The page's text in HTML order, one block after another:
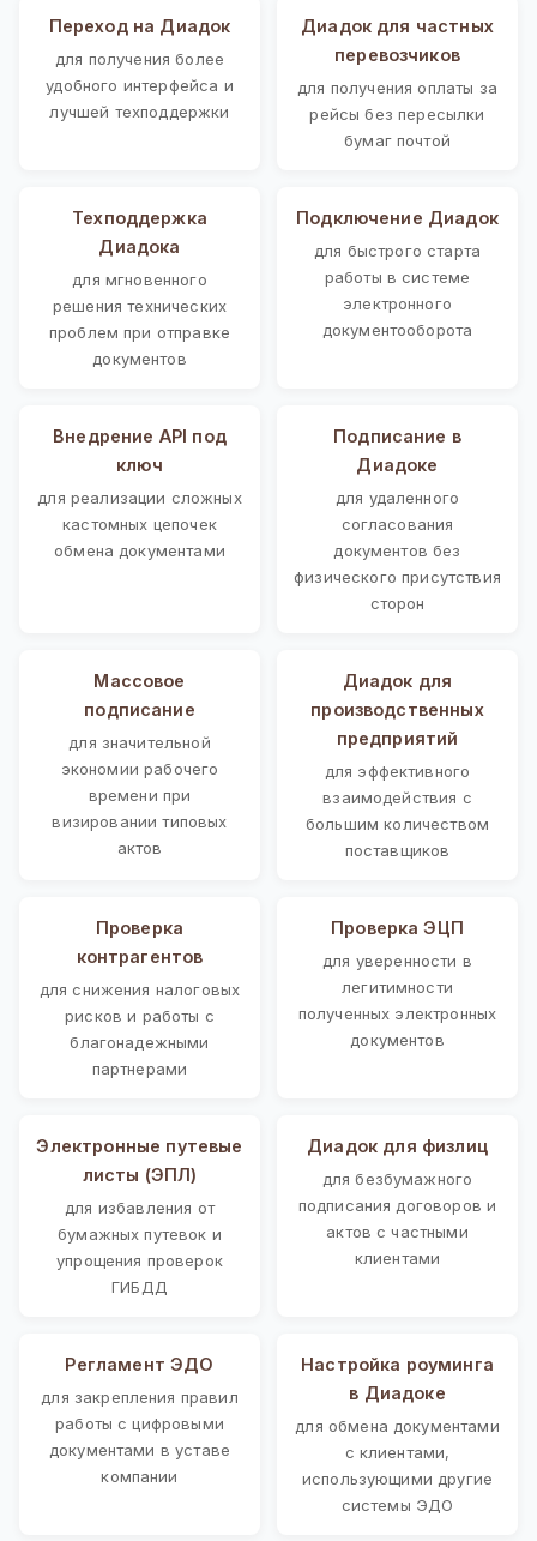
Переход на Диадок
для получения более
удобного интерфейса и
лучшей техподдержки
Диадок для частных
перевозчиков
для получения оплаты за
рейсы без пересылки
бумаг почтой
Техподдержка
Диадока
для мгновенного
решения технических
проблем при отправке
документов
Подключение Диадок
для быстрого старта
работы в системе
электронного
документооборота
Внедрение API под
ключ
для реализации сложных
кастомных цепочек
обмена документами
Подписание в
Диадоке
для удаленного
согласования
документов без
физического присутствия
сторон
Массовое
подписание
для значительной
экономии рабочего
времени при
визировании типовых
актов
Диадок для
производственных
предприятий
для эффективного
взаимодействия с
большим количеством
поставщиков
Проверка
контрагентов
для снижения налоговых
рисков и работы с
благонадежными
партнерами
Проверка ЭЦП
для уверенности в
легитимности
полученных электронных
документов
Электронные путевые
листы (ЭПЛ)
для избавления от
бумажных путевок и
упрощения проверок
ГИБДД
Диадок для физлиц
для безбумажного
подписания договоров и
актов с частными
клиентами
Регламент ЭДО
для закрепления правил
работы с цифровыми
документами в уставе
компании
Настройка роуминга
в Диадоке
для обмена документами
с клиентами,
использующими другие
системы ЭДО